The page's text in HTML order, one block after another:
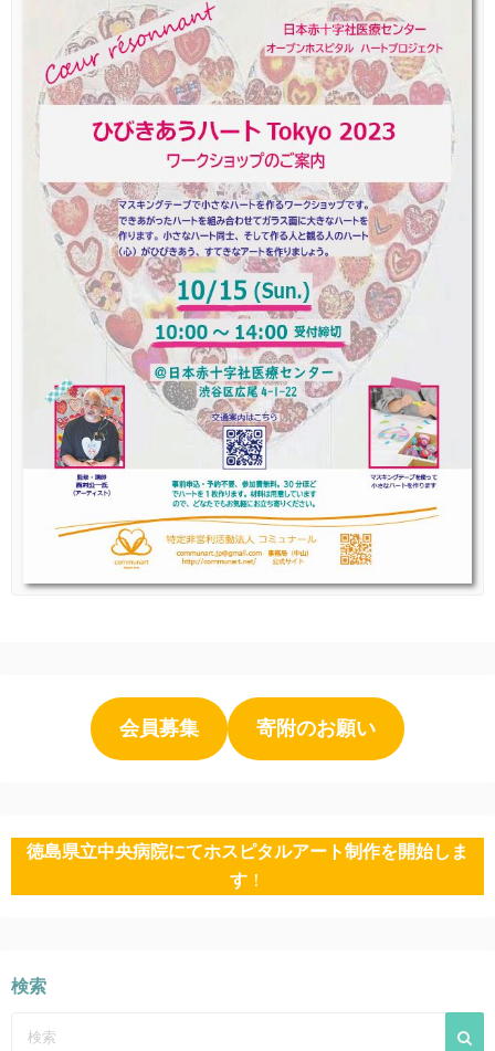
会員募集 寄附のお願い
徳島県立中央病院にてホスピタルアート制作を開始しま
す ！
検索